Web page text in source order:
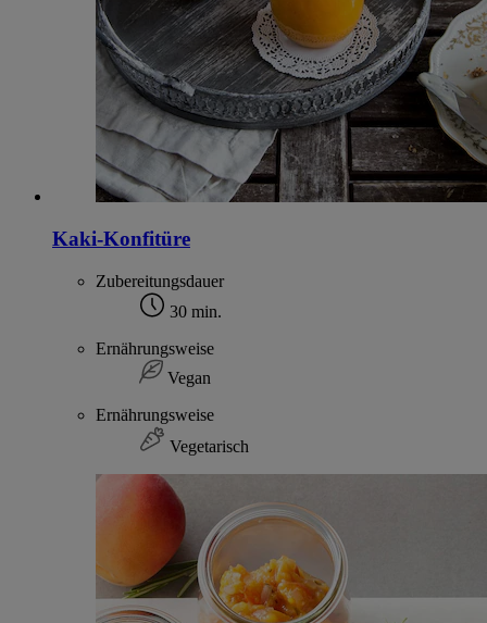
Kaki-Konfitüre
Zubereitungsdauer
30 min.
Ernährungsweise
Vegan
Ernährungsweise
Vegetarisch